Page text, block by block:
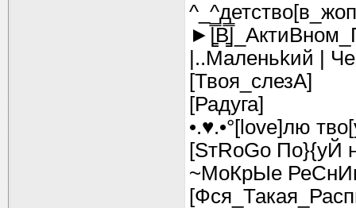
|..Маленьkий |
[Твоя_слезА]
[Радуга]
•.♥.•°[love]лю
[SтRоGo По}{yЙ
~МоКрЫе